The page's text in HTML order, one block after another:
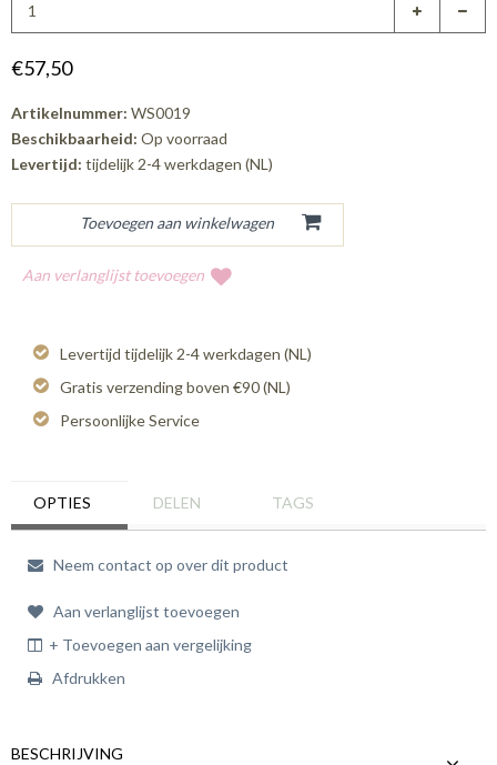
€57,50
Artikelnummer: WS0019
Beschikbaarheid: Op voorraad
Levertijd: tijdelijk 2-4 werkdagen (NL)
Aan verlanglijst toevoegen
Levertijd tijdelijk 2-4 werkdagen (NL)
Gratis verzending boven €90 (NL)
Persoonlijke Service
OPTIES DELEN TAGS
Neem contact op over dit product
Aan verlanglijst toevoegen
+ Toevoegen aan vergelijking
Afdrukken
BESCHRIJVING